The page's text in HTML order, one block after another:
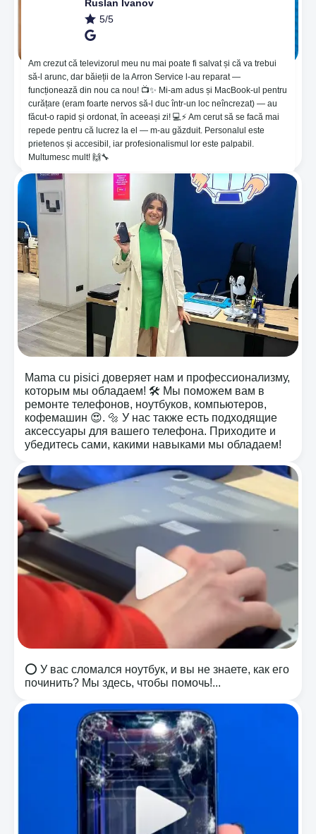
Ruslan Ivanov
5/5
Am crezut că televizorul meu nu mai poate fi salvat și că va trebui
să-l arunc, dar băieții de la Arron Service l-au reparat —
funcționează din nou ca nou! 📺✨ Mi-am adus și MacBook-ul pentru
curățare (eram foarte nervos să-l duc într-un loc neîncrezat) — au
făcut-o rapid și ordonat, în aceeași zi! 💻⚡️ Am cerut să se facă mai
repede pentru că lucrez la el — m-au găzduit. Personalul este
prietenos și accesibil, iar profesionalismul lor este palpabil.
Multumesc mult! 🙌🔧
🔥Нанесение пленки для защиты на основе
гидрогеля, который помогает от неровностей и
восстанавливает царапины 🤪. 😱Мы
предоставляем гарантию 365 дней! ⚙️Noi мы
берем на себя ответственность за качество
предоставляемых нами услуг!
Mama cu pisici доверяет нам и профессионализму,
которым мы обладаем! 🛠️ Мы поможем вам в
ремонте телефонов, ноутбуков, компьютеров,
кофемашин 😍. 🔩 У нас также есть подходящие
аксессуары для вашего телефона. Приходите и
убедитесь сами, какими навыками мы обладаем!
⭕️ У вас сломался ноутбук, и вы не знаете, как его
починить? Мы здесь, чтобы помочь!...